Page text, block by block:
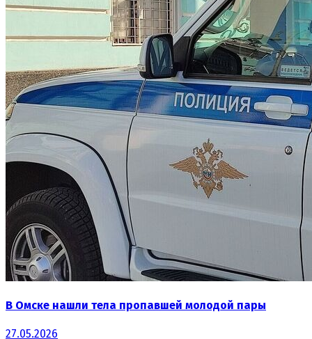
В Омске нашли тела пропавшей молодой пары
27.05.2026